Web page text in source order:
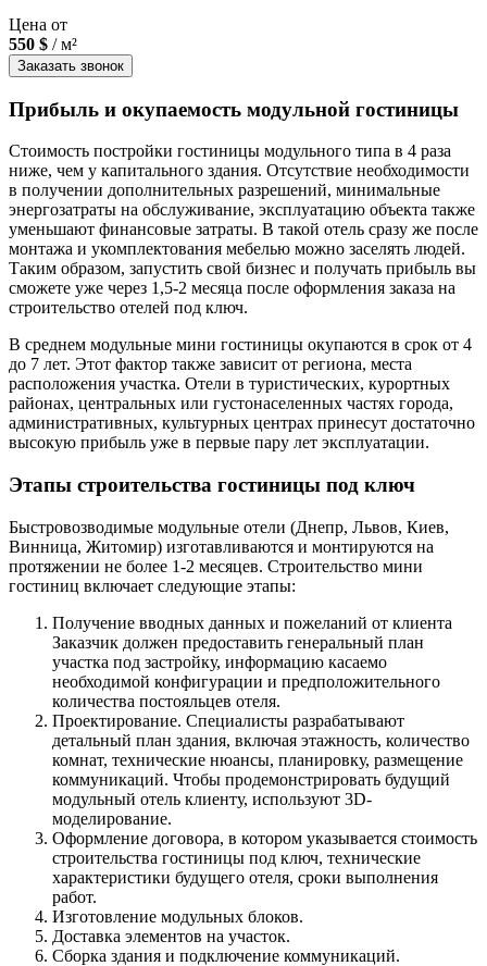
Цена от
550 $ / м²
Заказать звонок
Прибыль и окупаемость модульной гостиницы
Стоимость постройки гостиницы модульного типа в 4 раза
ниже, чем у капитального здания. Отсутствие необходимости
в получении дополнительных разрешений, минимальные
энергозатраты на обслуживание, эксплуатацию объекта также
уменьшают финансовые затраты. В такой отель сразу же после
монтажа и укомплектования мебелью можно заселять людей.
Таким образом, запустить свой бизнес и получать прибыль вы
сможете уже через 1,5-2 месяца после оформления заказа на
строительство отелей под ключ.
В среднем модульные мини гостиницы окупаются в срок от 4
до 7 лет. Этот фактор также зависит от региона, места
расположения участка. Отели в туристических, курортных
районах, центральных или густонаселенных частях города,
административных, культурных центрах принесут достаточно
высокую прибыль уже в первые пару лет эксплуатации.
Этапы строительства гостиницы под ключ
Быстровозводимые модульные отели (Днепр, Львов, Киев,
Винница, Житомир) изготавливаются и монтируются на
протяжении не более 1-2 месяцев. Строительство мини
гостиниц включает следующие этапы:
Получение вводных данных и пожеланий от клиента
Заказчик должен предоставить генеральный план
участка под застройку, информацию касаемо
необходимой конфигурации и предположительного
количества постояльцев отеля.
Проектирование. Специалисты разрабатывают
детальный план здания, включая этажность, количество
комнат, технические нюансы, планировку, размещение
коммуникаций. Чтобы продемонстрировать будущий
модульный отель клиенту, используют 3D-
моделирование.
Оформление договора, в котором указывается стоимость
строительства гостиницы под ключ, технические
характеристики будущего отеля, сроки выполнения
работ.
Изготовление модульных блоков.
Доставка элементов на участок.
Сборка здания и подключение коммуникаций.